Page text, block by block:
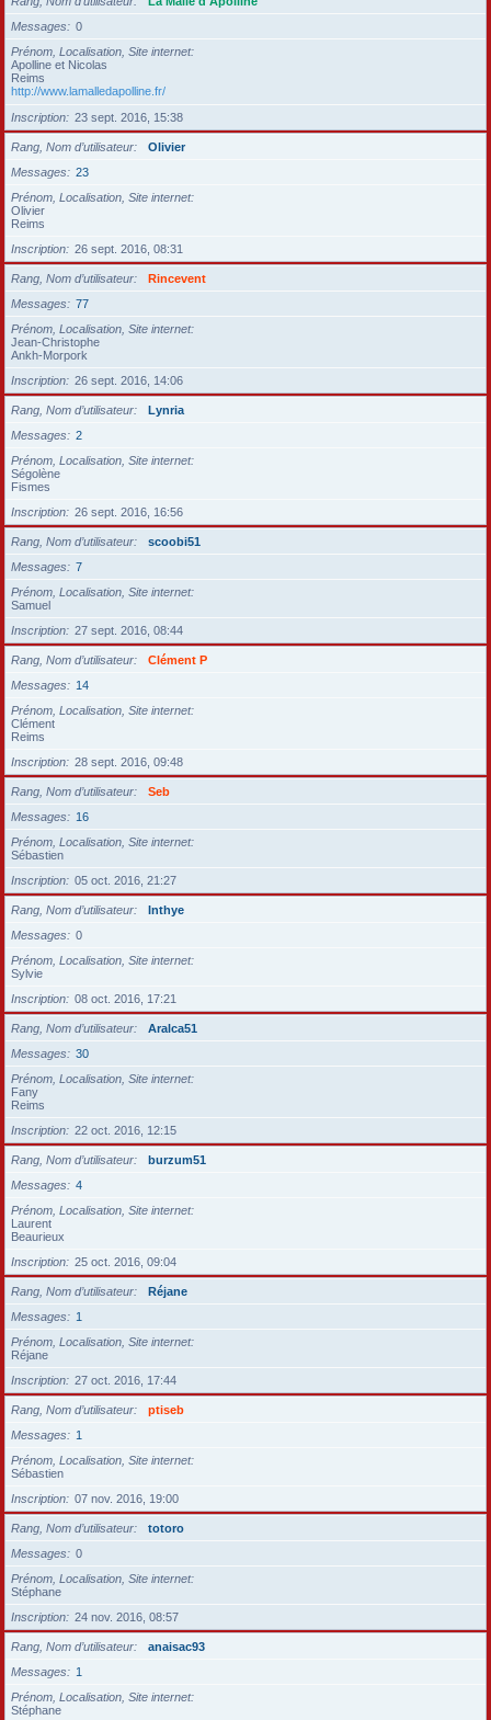
Messages
0
Prénom, Localisation, Site internet
Apolline et Nicolas
Reims
http://www.lamalledapolline.fr/
Inscription
23 sept. 2016, 15:38
Rang, Nom d’utilisateur
Olivier
Messages
23
Prénom, Localisation, Site internet
Olivier
Reims
Inscription
26 sept. 2016, 08:31
Rang, Nom d’utilisateur
Rincevent
Messages
77
Prénom, Localisation, Site internet
Jean-Christophe
Ankh-Morpork
Inscription
26 sept. 2016, 14:06
Rang, Nom d’utilisateur
Lynria
Messages
2
Prénom, Localisation, Site internet
Ségolène
Fismes
Inscription
26 sept. 2016, 16:56
Rang, Nom d’utilisateur
scoobi51
Messages
7
Prénom, Localisation, Site internet
Samuel
Inscription
27 sept. 2016, 08:44
Rang, Nom d’utilisateur
Clément P
Messages
14
Prénom, Localisation, Site internet
Clément
Reims
Inscription
28 sept. 2016, 09:48
Rang, Nom d’utilisateur
Seb
Messages
16
Prénom, Localisation, Site internet
Sébastien
Inscription
05 oct. 2016, 21:27
Rang, Nom d’utilisateur
Inthye
Messages
0
Prénom, Localisation, Site internet
Sylvie
Inscription
08 oct. 2016, 17:21
Rang, Nom d’utilisateur
Aralca51
Messages
30
Prénom, Localisation, Site internet
Fany
Reims
Inscription
22 oct. 2016, 12:15
Rang, Nom d’utilisateur
burzum51
Messages
4
Prénom, Localisation, Site internet
Laurent
Beaurieux
Inscription
25 oct. 2016, 09:04
Rang, Nom d’utilisateur
Réjane
Messages
1
Prénom, Localisation, Site internet
Réjane
Inscription
27 oct. 2016, 17:44
Rang, Nom d’utilisateur
ptiseb
Messages
1
Prénom, Localisation, Site internet
Sébastien
Inscription
07 nov. 2016, 19:00
Rang, Nom d’utilisateur
totoro
Messages
0
Prénom, Localisation, Site internet
Stéphane
Inscription
24 nov. 2016, 08:57
Rang, Nom d’utilisateur
anaisac93
Messages
1
Prénom, Localisation, Site internet
Stéphane